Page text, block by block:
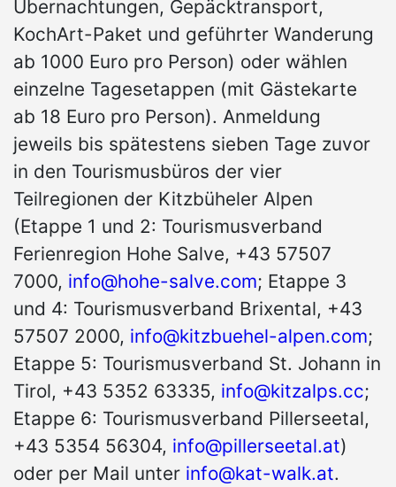
Übernachtungen, Gepäcktransport,
KochArt-Paket und geführter Wanderung
ab 1000 Euro pro Person) oder wählen
einzelne Tagesetappen (mit Gästekarte
ab 18 Euro pro Person). Anmeldung
jeweils bis spätestens sieben Tage zuvor
in den Tourismusbüros der vier
Teilregionen der Kitzbüheler Alpen
(Etappe 1 und 2: Tourismusverband
Ferienregion Hohe Salve, +43 57507
7000, info@hohe-salve.com; Etappe 3
und 4: Tourismusverband Brixental, +43
57507 2000, info@kitzbuehel-alpen.com;
Etappe 5: Tourismusverband St. Johann in
Tirol, +43 5352 63335, info@kitzalps.cc;
Etappe 6: Tourismusverband Pillerseetal,
+43 5354 56304, info@pillerseetal.at)
oder per Mail unter info@kat-walk.at.